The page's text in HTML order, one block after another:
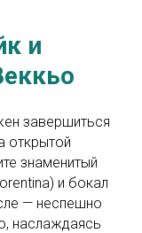
и
завершиться
открытой
знаменитый
и бокал
— неспешно
наслаждаясь